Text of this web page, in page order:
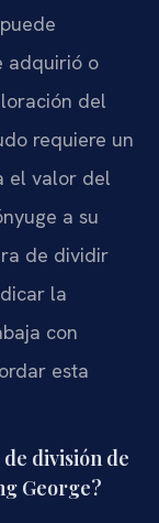
adquirió o
del
requiere un
el valor del
a su
de dividir
la
con
esta
división de
George?